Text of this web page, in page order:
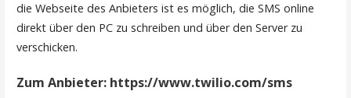
die Webseite des Anbieters ist es möglich, die SMS online
direkt über den PC zu schreiben und über den Server zu
verschicken.
Zum Anbieter: https://www.twilio.com/sms